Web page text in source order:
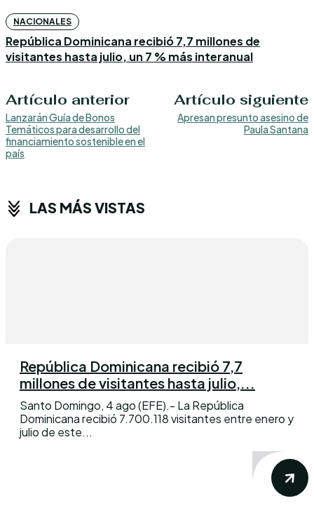
NACIONALES
República Dominicana recibió 7,7 millones de
visitantes hasta julio, un 7 % más interanual
Artículo anterior
Lanzarán Guía de Bonos
Temáticos para desarrollo del
financiamiento sostenible en el
país
Artículo siguiente
Apresan presunto asesino de
Paula Santana
LAS MÁS VISTAS
República Dominicana recibió 7,7
millones de visitantes hasta julio,...
Santo Domingo, 4 ago (EFE).- La República
Dominicana recibió 7.700.118 visitantes entre enero y
julio de este...